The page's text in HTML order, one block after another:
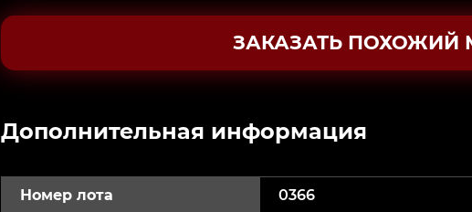
ЗАКАЗАТЬ ПОХОЖИЙ
Дополнительная информация
Номер лота 0366